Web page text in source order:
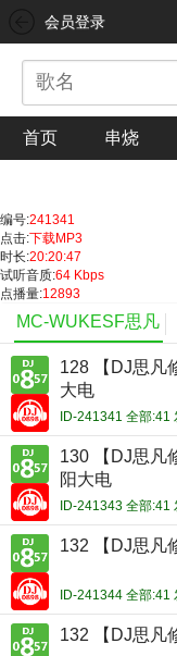
会员登录
首页 串烧
编号:241341
点击:下载MP3
时长:20:20:47
试听音质:64 Kbps
点播量:12893
MC-WUKESF思凡
128 【DJ思凡
大电
ID-241341 全部:41
130 【DJ思凡
阳大电
ID-241343 全部:41
132 【DJ思凡
ID-241344 全部:41
132 【DJ思凡